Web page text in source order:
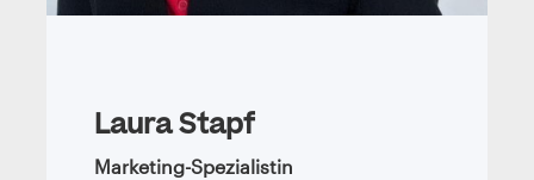
Laura Stapf
Marketing-Spezialistin